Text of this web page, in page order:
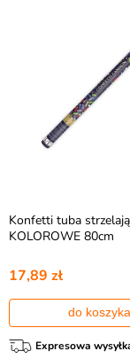
Konfetti tuba
KOLOROWE 80cm
17,89 zł
do koszyka
Expresowa